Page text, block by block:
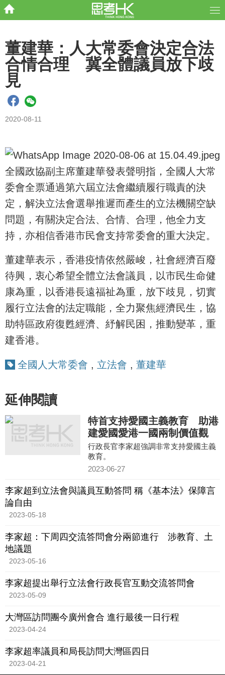
董建華：人大常委會決定合法
合情合理 冀全體議員放下歧
見
2020-08-11
全國政協副主席董建華發表聲明指，全國人大常
委會全票通過第六屆立法會繼續履行職責的決
定，解決立法會選舉推遲而產生的立法機關空缺
問題，有關決定合法、合情、合理，他全力支
持，亦相信香港市民會支持常委會的重大決定。
董建華表示，香港疫情依然嚴峻，社會經濟百廢
待興，衷心希望全體立法會議員，以市民生命健
康為重，以香港長遠福祉為重，放下歧見，切實
履行立法會的法定職能，全力聚焦經濟民生，協
助特區政府復甦經濟、紓解民困，推動變革，重
建香港。
全國人大常委會 , 立法會 , 董建華
延伸閱讀
特首支持愛國主義教育 助港
建愛國愛港一國兩制價值觀
行政長官李家超強調非常支持愛國主義
教育。
2023-06-27
李家超到立法會與議員互動答問 稱《基本法》保障言
論自由
2023-05-18
李家超：下周四交流答問會分兩節進行 涉教育、土
地議題
2023-05-16
李家超提出舉行立法會行政長官互動交流答問會
2023-05-09
大灣區訪問團今廣州會合 進行最後一日行程
2023-04-24
李家超率議員和局長訪問大灣區四日
2023-04-21